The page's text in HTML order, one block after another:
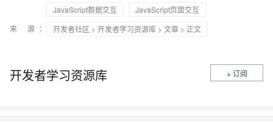
JavaScript数据交互
JavaScript页面交互
来 源：
开发者社区 > 开发者学习资源库 > 文章 > 正文
开发者学习资源库 + 订阅